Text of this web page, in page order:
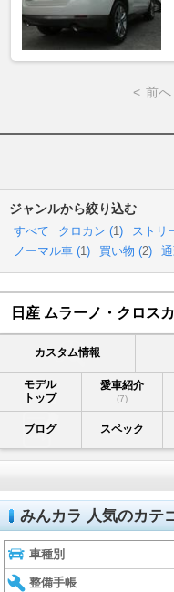
< 前へ
ジャンルから絞り込む
すべて クロカン (1) ストリ
ノーマル車 (1) 買い物 (2)
日産 ムラーノ・クロス
カスタム情報
モデル
トップ
愛車紹介
(7)
ブログ スペック
みんカラ 人気のカテ
車種別
整備手帳